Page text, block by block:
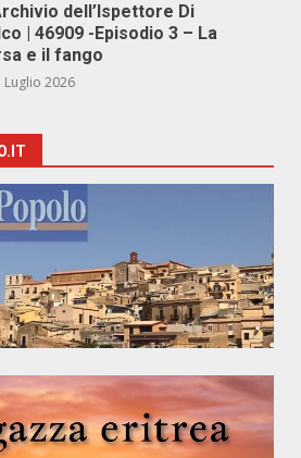
dell’Ispettore Di
| 46909 -Episodio 3 – La
e il fango
Luglio 2026